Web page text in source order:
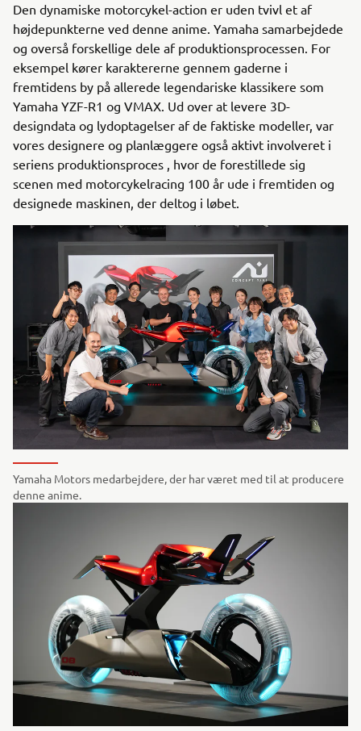
Den dynamiske motorcykel-action er uden tvivl et af
højdepunkterne ved denne anime. Yamaha samarbejdede
og overså forskellige dele af produktionsprocessen. For
eksempel kører karaktererne gennem gaderne i
fremtidens by på allerede legendariske klassikere som
Yamaha YZF-R1 og VMAX. Ud over at levere 3D-
designdata og lydoptagelser af de faktiske modeller, var
vores designere og planlæggere også aktivt involveret i
seriens produktionsproces , hvor de forestillede sig
scenen med motorcykelracing 100 år ude i fremtiden og
designede maskinen, der deltog i løbet.
Yamaha Motors medarbejdere, der har været med til at producere
denne anime.